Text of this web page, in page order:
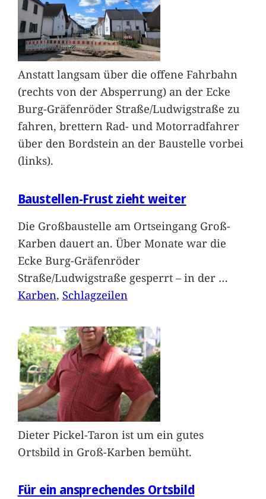
Anstatt langsam über die offene Fahrbahn
(rechts von der Absperrung) an der Ecke
Burg-Gräfenröder Straße/Ludwigstraße zu
fahren, brettern Rad- und Motorradfahrer
über den Bordstein an der Baustelle vorbei
(links).
Baustellen-Frust zieht weiter
Die Großbaustelle am Ortseingang Groß-
Karben dauert an. Über Monate war die
Ecke Burg-Gräfenröder
Straße/Ludwigstraße gesperrt – in der …
Karben, Schlagzeilen
Dieter Pickel-Taron ist um ein gutes
Ortsbild in Groß-Karben bemüht.
Für ein ansprechendes Ortsbild